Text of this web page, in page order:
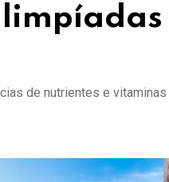
de nutrientes e vitaminas